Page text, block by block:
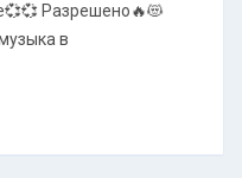
Разрешено🔥😻
в